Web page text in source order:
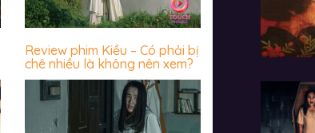
Review phim Kiều – Có phải bị
chê nhiều là không nên xem?